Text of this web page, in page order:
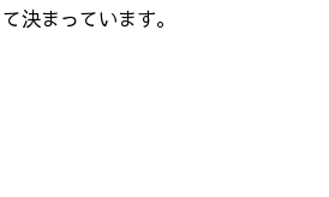
決まっています。